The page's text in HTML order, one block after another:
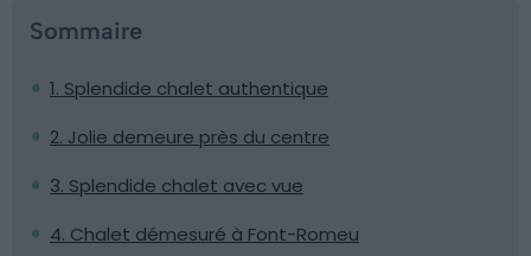
Sommaire
1. Splendide chalet authentique
2. Jolie demeure près du centre
3. Splendide chalet avec vue
4. Chalet démesuré à Font-Romeu